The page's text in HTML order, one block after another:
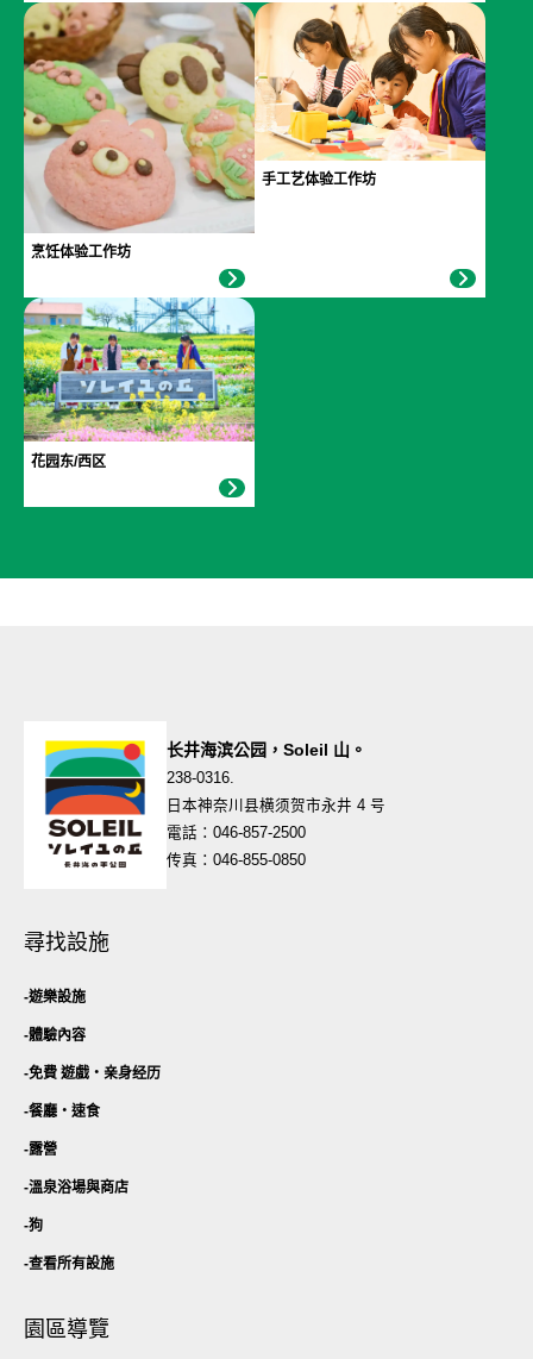
烹饪体验工作坊
手工艺体验工作坊
花园东/西区
长井海滨公园，Soleil 山。
238-0316.
日本神奈川县横须贺市永井 4 号
電話：046-857-2500
传真：046-855-0850
尋找設施
遊樂設施
體驗內容
免費 遊戲・ 亲身经历
餐廳・ 速食
露營
溫泉浴場與商店
狗
查看所有設施
園區導覽